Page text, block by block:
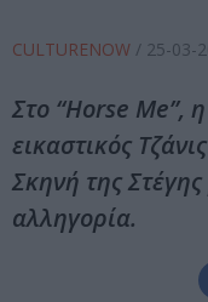
CULTURENOW / 25-03-
Στο “Horse Me”,
εικαστικός
Σκηνή της
αλληγορία.